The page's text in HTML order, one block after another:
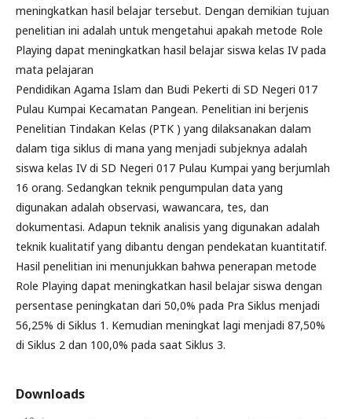
meningkatkan hasil belajar tersebut. Dengan demikian tujuan
penelitian ini adalah untuk mengetahui apakah metode Role
Playing dapat meningkatkan hasil belajar siswa kelas IV pada
mata pelajaran
Pendidikan Agama Islam dan Budi Pekerti di SD Negeri 017
Pulau Kumpai Kecamatan Pangean. Penelitian ini berjenis
Penelitian Tindakan Kelas (PTK ) yang dilaksanakan dalam
dalam tiga siklus di mana yang menjadi subjeknya adalah
siswa kelas IV di SD Negeri 017 Pulau Kumpai yang berjumlah
16 orang. Sedangkan teknik pengumpulan data yang
digunakan adalah observasi, wawancara, tes, dan
dokumentasi. Adapun teknik analisis yang digunakan adalah
teknik kualitatif yang dibantu dengan pendekatan kuantitatif.
Hasil penelitian ini menunjukkan bahwa penerapan metode
Role Playing dapat meningkatkan hasil belajar siswa dengan
persentase peningkatan dari 50,0% pada Pra Siklus menjadi
56,25% di Siklus 1. Kemudian meningkat lagi menjadi 87,50%
di Siklus 2 dan 100,0% pada saat Siklus 3.
Downloads